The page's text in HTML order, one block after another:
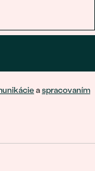
aspracovaním